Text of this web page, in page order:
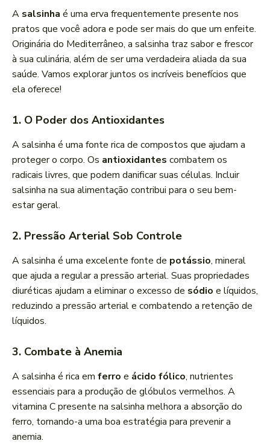
A salsinha é uma erva frequentemente presente nos
pratos que você adora e pode ser mais do que um enfeite.
Originária do Mediterrâneo, a salsinha traz sabor e frescor
à sua culinária, além de ser uma verdadeira aliada da sua
saúde. Vamos explorar juntos os incríveis benefícios que
ela oferece!
1. O Poder dos Antioxidantes
A salsinha é uma fonte rica de compostos que ajudam a
proteger o corpo. Os antioxidantes combatem os
radicais livres, que podem danificar suas células. Incluir
salsinha na sua alimentação contribui para o seu bem-
estar geral.
2. Pressão Arterial Sob Controle
A salsinha é uma excelente fonte de potássio, mineral
que ajuda a regular a pressão arterial. Suas propriedades
diuréticas ajudam a eliminar o excesso de sódio e líquidos,
reduzindo a pressão arterial e combatendo a retenção de
líquidos.
3. Combate à Anemia
A salsinha é rica em ferro e ácido fólico, nutrientes
essenciais para a produção de glóbulos vermelhos. A
vitamina C presente na salsinha melhora a absorção do
ferro, tornando-a uma boa estratégia para prevenir a
anemia.